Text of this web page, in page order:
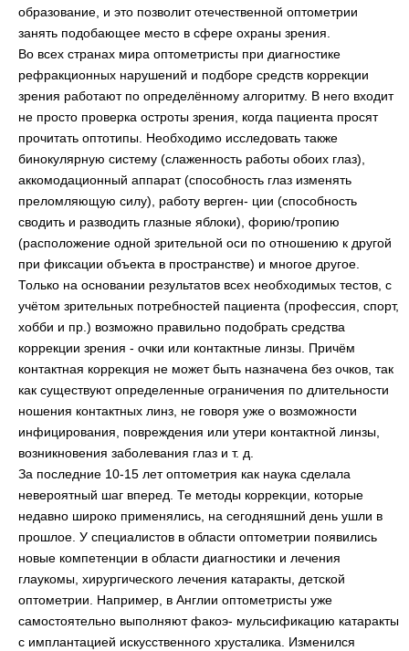
образование, и это позволит отечественной оптометрии
занять подобающее место в сфере охраны зрения.
Во всех странах мира оптометристы при диагностике
рефракционных нарушений и подборе средств коррекции
зрения работают по определённому алгоритму. В него входит
не просто проверка остроты зрения, когда пациента просят
прочитать оптотипы. Необходимо исследовать также
бинокулярную систему (слаженность работы обоих глаз),
аккомодационный аппарат (способность глаз изменять
преломляющую силу), работу верген- ции (способность
сводить и разводить глазные яблоки), форию/тропию
(расположение одной зрительной оси по отношению к другой
при фиксации объекта в пространстве) и многое другое.
Только на основании результатов всех необходимых тестов, с
учётом зрительных потребностей пациента (профессия, спорт,
хобби и пр.) возможно правильно подобрать средства
коррекции зрения - очки или контактные линзы. Причём
контактная коррекция не может быть назначена без очков, так
как существуют определенные ограничения по длительности
ношения контактных линз, не говоря уже о возможности
инфицирования, повреждения или утери контактной линзы,
возникновения заболевания глаз и т. д.
За последние 10-15 лет оптометрия как наука сделала
невероятный шаг вперед. Те методы коррекции, которые
недавно широко применялись, на сегодняшний день ушли в
прошлое. У специалистов в области оптометрии появились
новые компетенции в области диагностики и лечения
глаукомы, хирургического лечения катаракты, детской
оптометрии. Например, в Англии оптометристы уже
самостоятельно выполняют факоэ- мульсификацию катаракты
с имплантацией искусственного хрусталика. Изменился